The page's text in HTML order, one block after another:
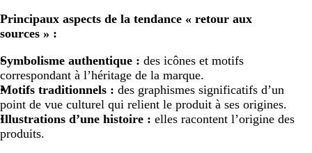
Principaux aspects de la tendance « retour aux
sources » :
Symbolisme authentique : des icônes et motifs
correspondant à l’héritage de la marque.
Motifs traditionnels : des graphismes significatifs d’un
point de vue culturel qui relient le produit à ses origines.
Illustrations d’une histoire : elles racontent l’origine des
produits.